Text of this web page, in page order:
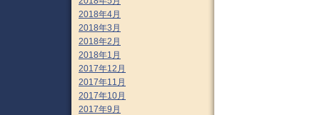
2018年4月
2018年3月
2018年2月
2018年1月
2017年12月
2017年11月
2017年10月
2017年9月